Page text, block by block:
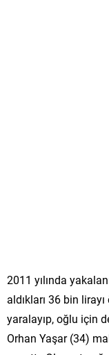
2011 yılında
aldıkları 36 bin
yaralayıp, oğlu için
Orhan Yaşar (34)